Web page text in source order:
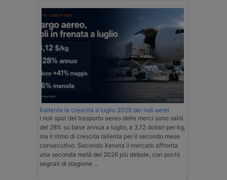
Rallenta la crescita a luglio 2026 dei noli aerei
I noli spot del trasporto aereo delle merci sono saliti
del 28% su base annua a luglio, a 3,12 dollari per kg,
ma il ritmo di crescita rallenta per il secondo mese
consecutivo. Secondo Xeneta il mercato affronta
una seconda metà del 2026 più debole, con pochi
segnali di stagione …